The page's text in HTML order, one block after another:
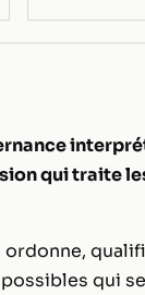
qui traite
qui